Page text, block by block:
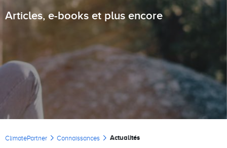
Articles, e-books et plus encore
Fil d'Ariane
ClimatePartner Connaissances Actualités